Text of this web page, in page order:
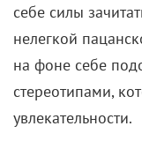
себе силы
нелегкой
на фоне себе
стереотипами,
увлекательности.